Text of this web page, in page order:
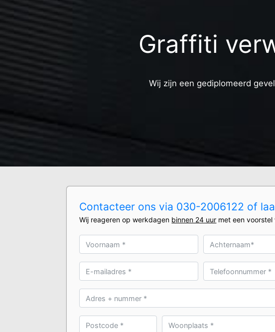
Graffiti
Wij zijn een gediplomeerd
Contacteer ons via 030-2006122 of
Wij reageren op werkdagen binnen 24 uur met een